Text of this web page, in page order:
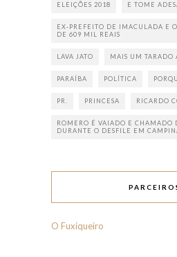
ELEIÇÕES 2018 E TOME
EX-PREFEITO DE IMACULADA E
DE 609 MIL REAIS
LAVA JATO MAIS UM TARADO
PARAÍBA POLÍTICA
PR. PRINCESA RICARDO
ROMERO É VAIADO E CHAMADO
DURANTE O DESFILE EM
O Fuxiqueiro